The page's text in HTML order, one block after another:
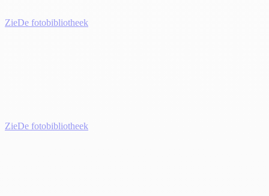
ZieDe fotobibliotheek
ZieDe fotobibliotheek